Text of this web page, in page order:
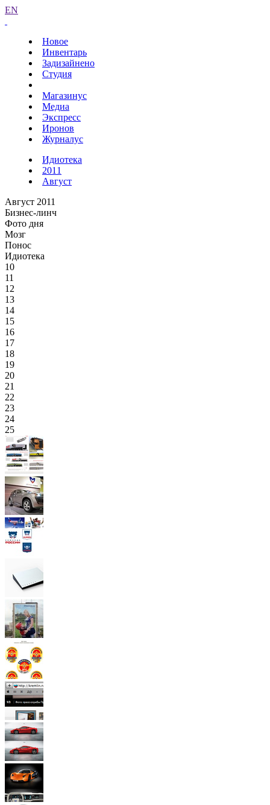
EN
Новое
Инвентарь
Задизайнено
Студия
Магазинус
Медиа
Экспресс
Иронов
Журналус
Идиотека
2011
Август
Август 2011
Бизнес-линч
Фото дня
Мозг
Понос
Идиотека
10
11
12
13
14
15
16
17
18
19
20
21
22
23
24
25